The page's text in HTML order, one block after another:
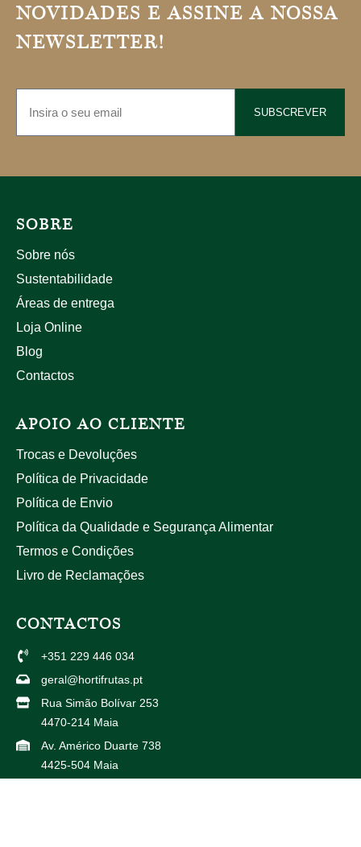
NOVIDADES E ASSINE A NOSSA
NEWSLETTER!
SUBSCREVER
SOBRE
Sobre nós
Sustentabilidade
Áreas de entrega
Loja Online
Blog
Contactos
APOIO AO CLIENTE
Trocas e Devoluções
Política de Privacidade
Política de Envio
Política da Qualidade e Segurança Alimentar
Termos e Condições
Livro de Reclamações
CONTACTOS
+351 229 446 034
geral@hortifrutas.pt
Rua Simão Bolívar 253
4470-214 Maia
Av. Américo Duarte 738
4425-504 Maia